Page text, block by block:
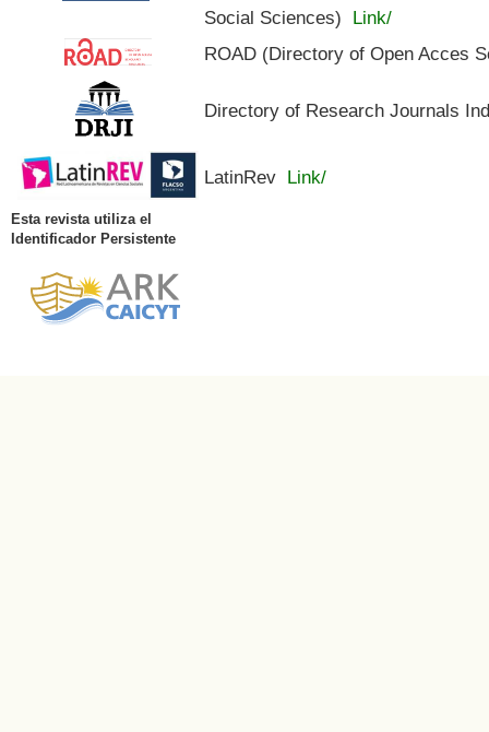
Social Sciences) Link/
ROAD (Directory of Open Acces
Directory of Research Journals
LatinRev Link/
Esta revista utiliza el
Identificador Persistente